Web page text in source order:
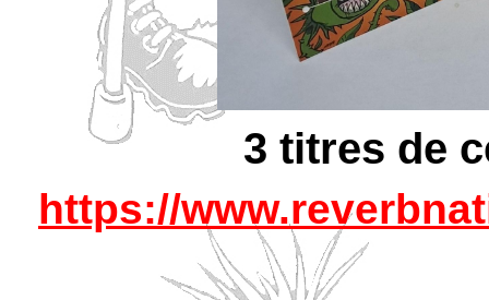
3 titres de
https://